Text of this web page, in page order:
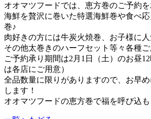
オオマツフードでは、恵方巻のご予約を
海鮮を贅沢に巻いた特選海鮮巻や食べ
巻♪
肉好きの方には牛炭火焼巻、お子様に人
その他太巻きのハーフセット等々各種ご
ご予約承り期間は2月1日（土）のお昼
は各店にご用意）
全品数量に限りがありますので、お早
します！
オオマツフードの恵方巻で福を呼び込も